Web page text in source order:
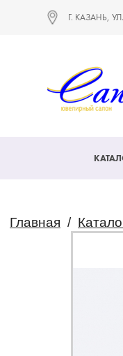
Г. КАЗАНЬ,
Главная /